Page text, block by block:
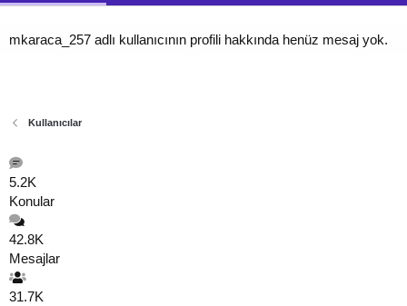
mkaraca_257 adlı kullanıcının profili hakkında henüz mesaj yok.
Kullanıcılar
5.2K
Konular
42.8K
Mesajlar
31.7K